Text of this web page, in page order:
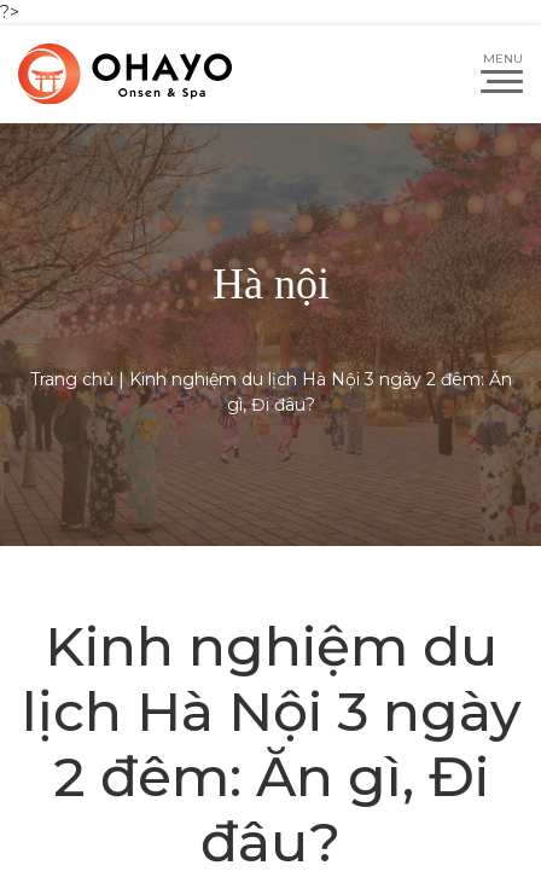
?>
Hà nội
Trang chủ|Kinh nghiệm du lịch Hà Nội 3 ngày 2 đêm: Ăn
gì, Đi đâu?
Kinh nghiệm du
lịch Hà Nội 3 ngày
2 đêm: Ăn gì, Đi
đâu?